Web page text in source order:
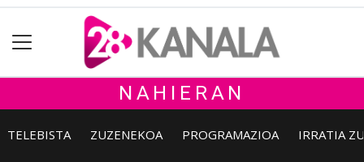
NAHIERAN
TELEBISTA ZUZENEKOA PROGRAMAZIOA IRRATIA